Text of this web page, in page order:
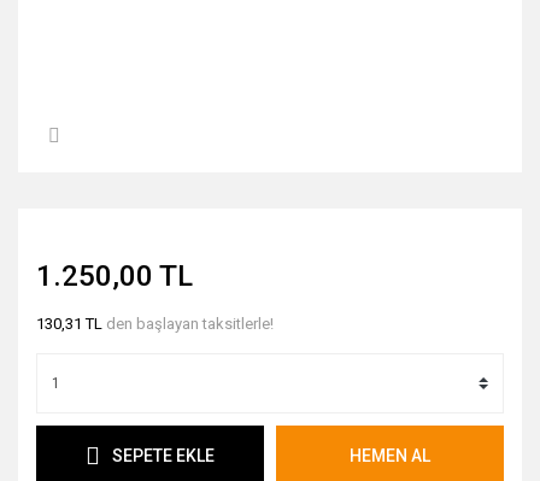
1.250,00 TL
130,31 TL den başlayan taksitlerle!
SEPETE EKLE HEMEN AL